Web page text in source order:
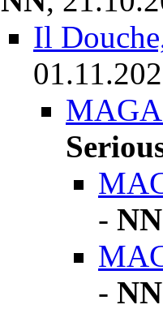
Il
- NN
- NN